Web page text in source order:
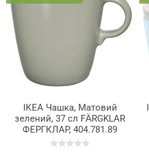
ІКЕА Чашка, Матовий
зелений, 37 сл FÄRGKLAR
ФЕРГКЛАР, 404.781.89